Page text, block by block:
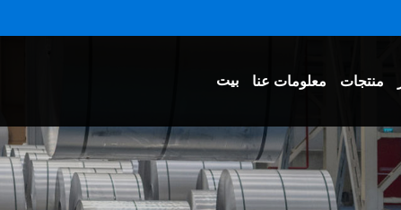
بيت معلومات عنا منتجات